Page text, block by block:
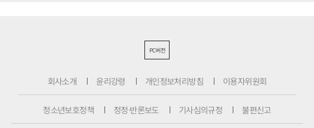
PC버전
회사소개 윤리강령 개인정보처리방침 이용자위원회
청소년보호정책 정정·반론보도 기사심의규정 불편신고